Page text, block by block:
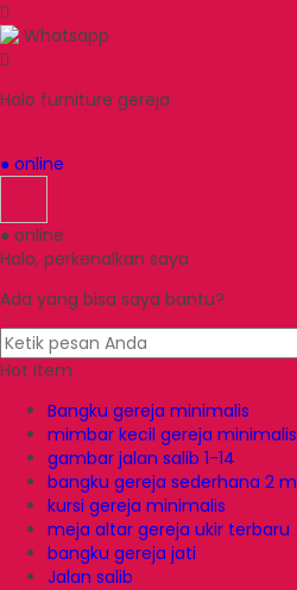
Whatsapp
Halo furniture gereja
● online
● online
Halo, perkenalkan saya
Ada yang bisa saya bantu?
Hot Item
Bangku gereja minimalis
mimbar kecil gereja minimalis
gambar jalan salib 1-14
bangku gereja sederhana 2 m
kursi gereja minimalis
meja altar gereja ukir terbaru
bangku gereja jati
Jalan salib